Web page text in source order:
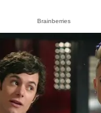
Brainberries